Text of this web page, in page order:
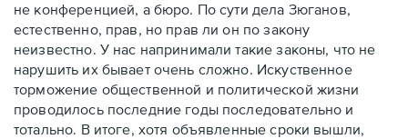
не конференцией, а бюро. По сути дела Зюганов,
естественно, прав, но прав ли он по закону
неизвестно. У нас напринимали такие законы, что не
нарушить их бывает очень сложно. Искуственное
торможение общественной и политической жизни
проводилось последние годы последовательно и
тотально. В итоге, хотя объявленные сроки вышли,